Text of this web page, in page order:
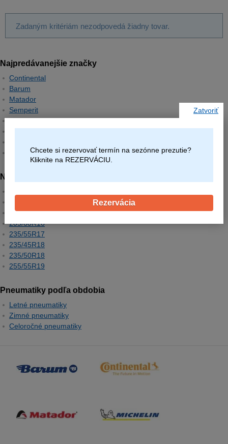
Zadaným kritériám nezodpovedá žiadny tovar.
Najpredávanejšie značky
Continental
Barum
Matador
Semperit
Hankook
Goodyear
Najpredávanejšie rozmery
225/45R17
205/60R16
235/55R17
235/45R18
235/50R18
255/55R19
Pneumatiky podľa obdobia
Letné pneumatiky
Zimné pneumatiky
Celoročné pneumatiky
Zatvoriť
Chcete si rezervovať termín na sezónne prezutie?
Kliknite na REZERVÁCIU.
Rezervácia